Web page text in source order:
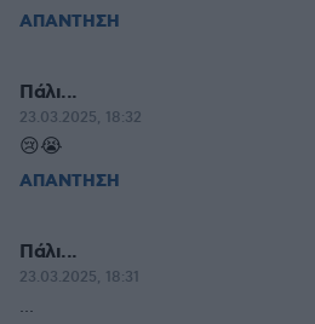
ΑΠΑΝΤΗΣΗ
Πάλι...
23.03.2025, 18:32
😢😭
ΑΠΑΝΤΗΣΗ
Πάλι...
23.03.2025, 18:31
...